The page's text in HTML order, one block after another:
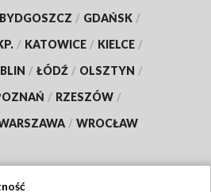
BYDGOSZCZ / GDAŃSK /
/ KATOWICE / KIELCE /
/ ŁÓDŹ / OLSZTYN /
/ RZESZÓW /
/ WROCŁAW